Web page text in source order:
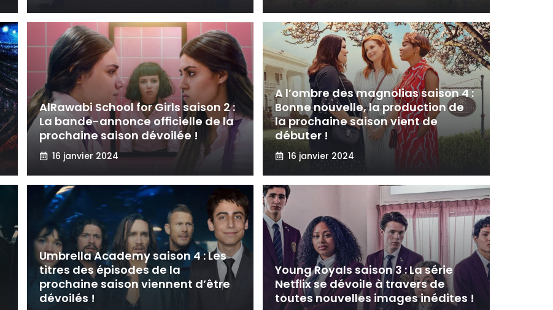
AlRawabi School for Girls saison 2 :
La bande-annonce officielle de la
prochaine saison dévoilée !
16 janvier 2024
A l’ombre des magnolias saison 4 :
Bonne nouvelle, la production de
la prochaine saison vient de
débuter !
16 janvier 2024
Umbrella Academy saison 4 : Les
titres des épisodes de la
prochaine saison viennent d’être
dévoilés !
Young Royals saison 3 : La série
Netflix se dévoile à travers de
toutes nouvelles images inédites !